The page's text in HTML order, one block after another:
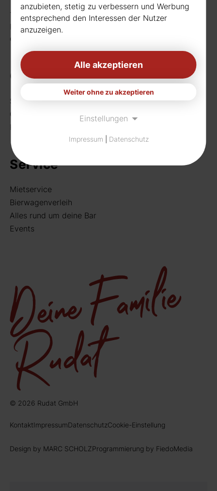
Telefon:0231 656677
Fax: 0231 656990
eMail:
Getränke
Sortiment
Craft Beer
Rund um deine Bar
Service
Mietservice
Bierwagenverleih
Alles rund um deine Bar
Events
© 2026 Rudat GmbH
KontaktImpressumDatenschutzCookie-Einstellung
Design by MARC SCHOLZProgrammierung by FiedoMedia
anzubieten, stetig zu verbessern und Werbung
entsprechend den Interessen der Nutzer
anzuzeigen.
Alle akzeptieren
Weiter ohne zu akzeptieren
Einstellungen
Impressum Datenschutz